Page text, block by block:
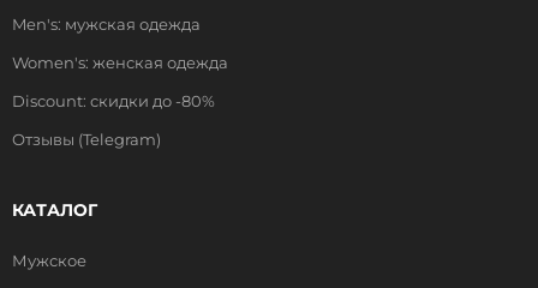
Men's: мужская одежда
Women's: женская одежда
Discount: скидки до -80%
Отзывы (Telegram)
КАТАЛОГ
Мужское